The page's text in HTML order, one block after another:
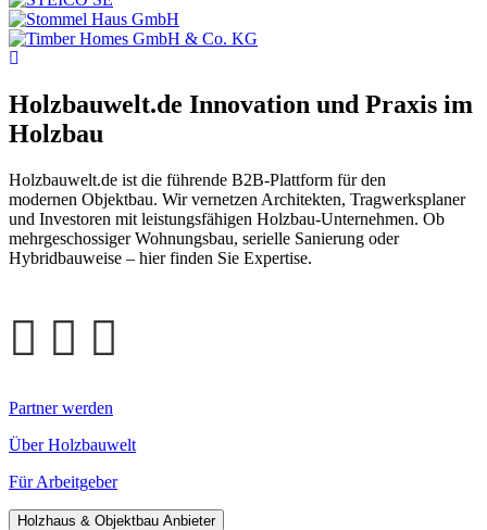
Holzbauwelt.de Innovation und Praxis im
Holzbau
Holzbauwelt.de ist die führende B2B-Plattform für den
modernen Objektbau. Wir vernetzen Architekten, Tragwerksplaner
und Investoren mit leistungsfähigen Holzbau-Unternehmen. Ob
mehrgeschossiger Wohnungsbau, serielle Sanierung oder
Hybridbauweise – hier finden Sie Expertise.
Partner werden
Über Holzbauwelt
Für Arbeitgeber
Holzhaus & Objektbau Anbieter